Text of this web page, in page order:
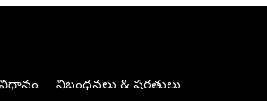
నిబంధనలు & షరతులు